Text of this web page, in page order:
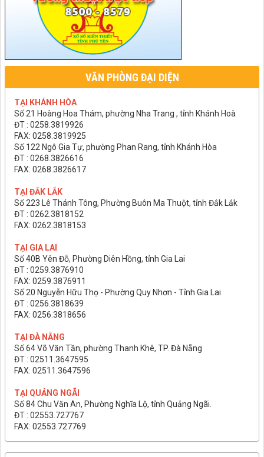
VĂN PHÒNG ĐẠI DIỆN
TẠI KHÁNH HÒA
Số 21 Hoàng Hoa Thám, phường Nha Trang , tỉnh Khánh Hoà
ĐT : 0258.3819926
FAX: 0258.3819925
Số 122 Ngô Gia Tự, phường Phan Rang, tỉnh Khánh Hòa
ĐT : 0268.3826616
FAX: 0268.3826617
TẠI ĐẮK LẮK
Số 223 Lê Thánh Tông, Phường Buôn Ma Thuột, tỉnh Đắk Lắk
ĐT : 0262.3818152
FAX: 0262.3818153
TẠI GIA LAI
Số 40B Yên Đỗ, Phường Diên Hồng, tỉnh Gia Lai
ĐT : 0259.3876910
FAX: 0259.3876911
Số 20 Nguyễn Hữu Thọ - Phường Quy Nhơn - Tỉnh Gia Lai
ĐT : 0256.3818639
FAX: 0256.3818656
TẠI ĐÀ NẴNG
Số 64 Võ Văn Tần, phường Thanh Khê, TP. Đà Nẵng
ĐT : 02511.3647595
FAX: 02511.3647596
TẠI QUẢNG NGÃI
Số 84 Chu Văn An, Phường Nghĩa Lộ, tỉnh Quảng Ngãi.
ĐT : 02553.727767
FAX: 02553.727769